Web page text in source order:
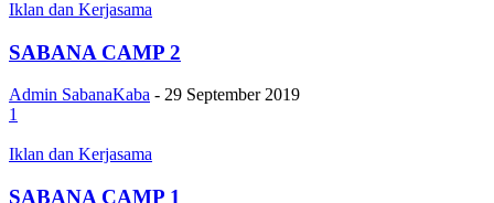
Iklan dan Kerjasama
SABANA CAMP 2
Admin SabanaKaba - 29 September 2019
1
Iklan dan Kerjasama
SABANA CAMP 1